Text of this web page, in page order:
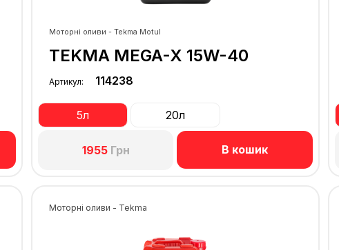
Моторні оливи - Tekma Motul
TEKMA MEGA-X 15W-40
Артикул: 114238
5л 20л
1955Грн В кошик
Моторні оливи - Tekma